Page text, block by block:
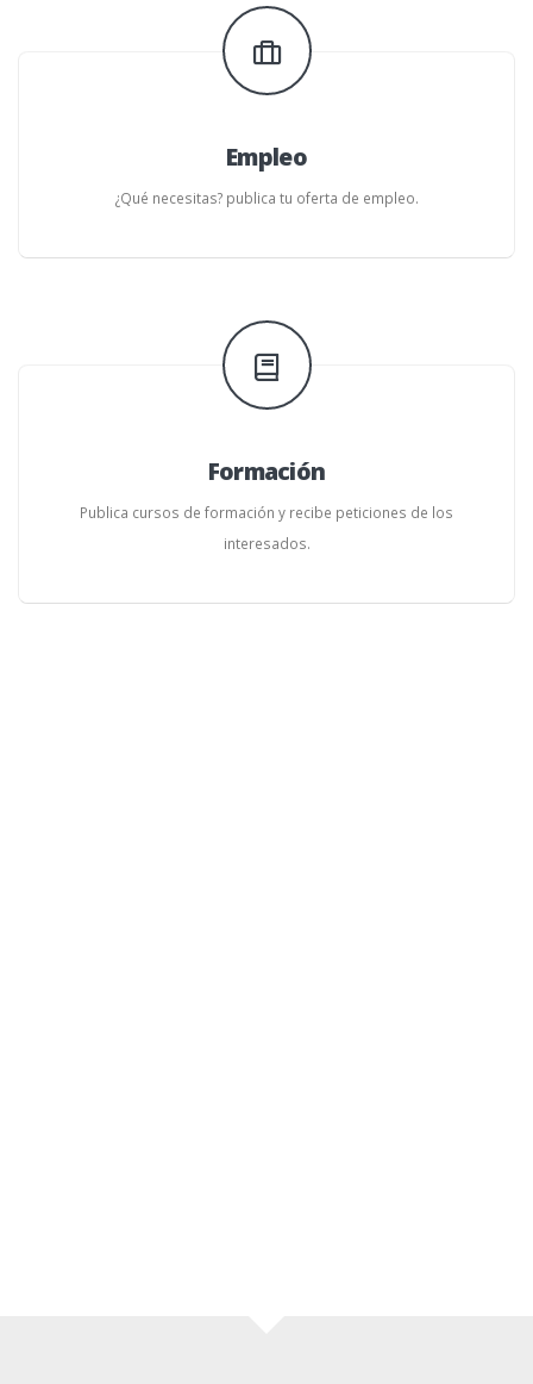
Empleo
¿Qué necesitas? publica tu oferta de empleo.
Formación
Publica cursos de formación y recibe peticiones de los
interesados.